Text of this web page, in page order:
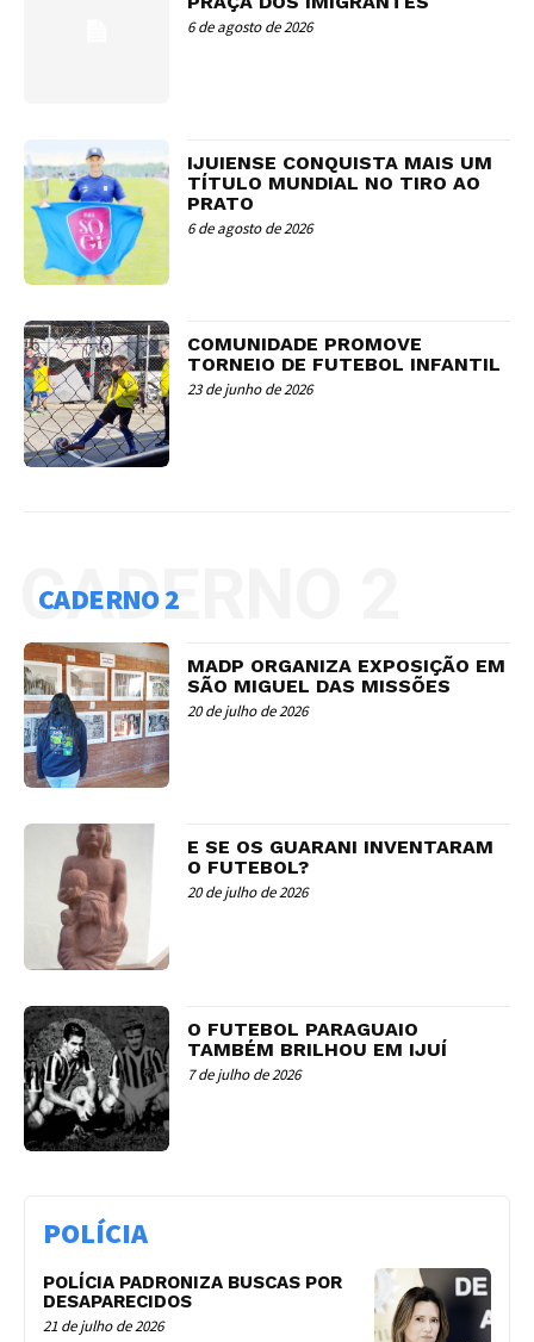
6 de agosto de 2026
IJUIENSE CONQUISTA MAIS UM
TÍTULO MUNDIAL NO TIRO AO
PRATO
6 de agosto de 2026
COMUNIDADE PROMOVE
TORNEIO DE FUTEBOL INFANTIL
23 de junho de 2026
CADERNO 2
CADERNO 2
MADP ORGANIZA EXPOSIÇÃO EM
SÃO MIGUEL DAS MISSÕES
20 de julho de 2026
E SE OS GUARANI INVENTARAM
O FUTEBOL?
20 de julho de 2026
O FUTEBOL PARAGUAIO
TAMBÉM BRILHOU EM IJUÍ
7 de julho de 2026
POLÍCIA
POLÍCIA PADRONIZA BUSCAS POR
DESAPARECIDOS
21 de julho de 2026